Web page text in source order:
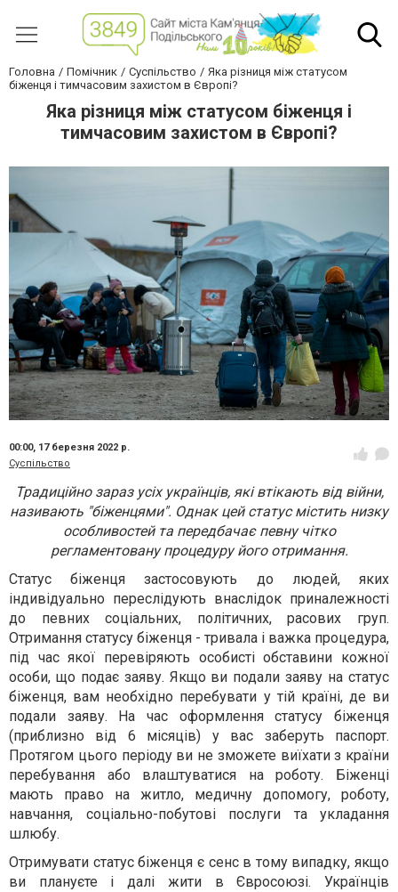
Головна Помічник Суспільство
Яка різниця між статусом
біженця і тимчасовим захистом в Європі?
Яка різниця між статусом біженця і
тимчасовим захистом в Європі?
00:00, 17 березня 2022 р.
Суспільство
Традиційно зараз усіх українців, які втікають від війни,
називають "біженцями". Однак цей статус містить низку
особливостей та передбачає певну чітко
регламентовану процедуру його отримання.
Статус біженця застосовують до людей, яких
індивідуально переслідують внаслідок приналежності
до певних соціальних, політичних, расових груп.
Отримання статусу біженця - тривала і важка процедура,
під час якої перевіряють особисті обставини кожної
особи, що подає заяву. Якщо ви подали заяву на статус
біженця, вам необхідно перебувати у тій країні, де ви
подали заяву. На час оформлення статусу біженця
(приблизно від 6 місяців) у вас заберуть паспорт.
Протягом цього періоду ви не зможете виїхати з країни
перебування або влаштуватися на роботу. Біженці
мають право на житло, медичну допомогу, роботу,
навчання, соціально-побутові послуги та укладання
шлюбу.
Отримувати статус біженця є сенс в тому випадку, якщо
ви плануєте і далі жити в Євросоюзі. Українців